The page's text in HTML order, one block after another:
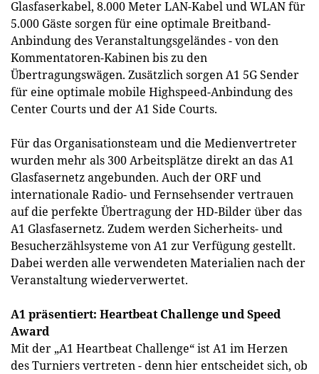
Glasfaserkabel, 8.000 Meter LAN-Kabel und WLAN für
5.000 Gäste sorgen für eine optimale Breitband-
Anbindung des Veranstaltungsgeländes - von den
Kommentatoren-Kabinen bis zu den
Übertragungswägen. Zusätzlich sorgen A1 5G Sender
für eine optimale mobile Highspeed-Anbindung des
Center Courts und der A1 Side Courts.
Für das Organisationsteam und die Medienvertreter
wurden mehr als 300 Arbeitsplätze direkt an das A1
Glasfasernetz angebunden. Auch der ORF und
internationale Radio- und Fernsehsender vertrauen
auf die perfekte Übertragung der HD-Bilder über das
A1 Glasfasernetz. Zudem werden Sicherheits- und
Besucherzählsysteme von A1 zur Verfügung gestellt.
Dabei werden alle verwendeten Materialien nach der
Veranstaltung wiederverwertet.
A1 präsentiert: Heartbeat Challenge und Speed
Award
Mit der „A1 Heartbeat Challenge“ ist A1 im Herzen
des Turniers vertreten - denn hier entscheidet sich, ob